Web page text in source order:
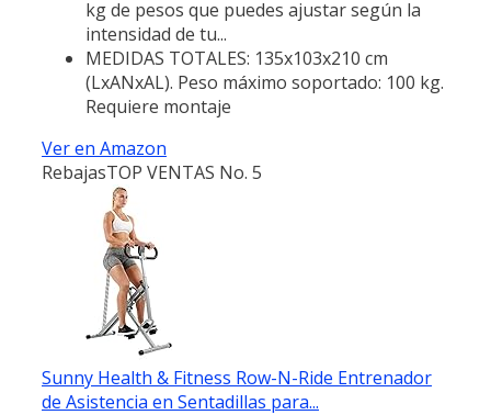
kg de pesos que puedes ajustar según la
intensidad de tu...
MEDIDAS TOTALES: 135x103x210 cm
(LxANxAL). Peso máximo soportado: 100 kg.
Requiere montaje
Ver en Amazon
RebajasTOP VENTAS No. 5
Sunny Health & Fitness Row-N-Ride Entrenador
de Asistencia en Sentadillas para...